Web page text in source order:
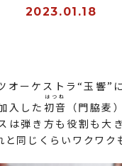
2023.01.18
オーケストラ“玉響”
入した 初音
はつね
（門脇麦
は弾き方も役割も大
同じくらいワクワク